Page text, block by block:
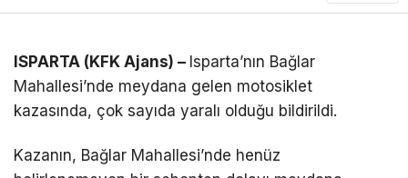
ISPARTA (KFK Ajans) – Isparta’nın Bağlar
Mahallesi’nde meydana gelen motosiklet
kazasında, çok sayıda yaralı olduğu bildirildi.
Kazanın, Bağlar Mahallesi’nde henüz